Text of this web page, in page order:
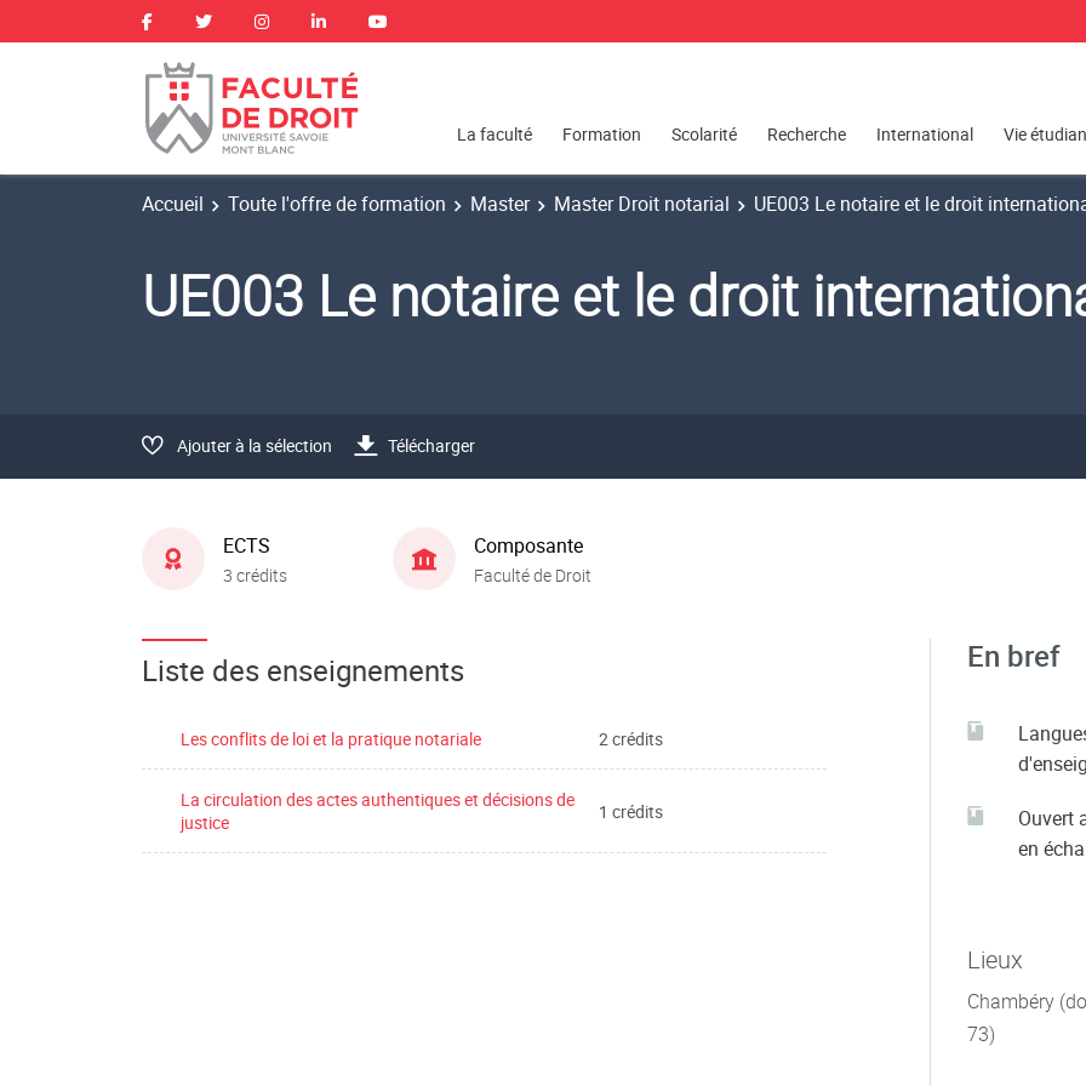
La faculté Formation Scolarité Recherche International Vie
Accueil Toute l'offre de formation Master Master Droit notarial UE003 Le notaire et le droit
UE003 Le notaire et le droit
Ajouter à la sélection Télécharger
ECTS
3 crédits
Composante
Faculté de Droit
Liste des enseignements
Les conflits de loi et la pratique notariale 2 crédits
La circulation des actes authentiques et décisions de
justice
1 crédits
En bref
Ouvert
en
Lieux
Chambéry
73)